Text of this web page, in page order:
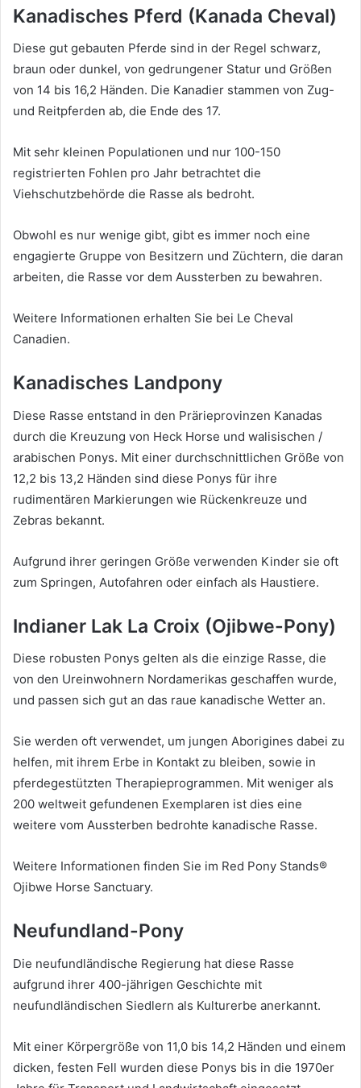
Kanadisches Pferd (Kanada Cheval)
Diese gut gebauten Pferde sind in der Regel schwarz,
braun oder dunkel, von gedrungener Statur und Größen
von 14 bis 16,2 Händen. Die Kanadier stammen von Zug-
und Reitpferden ab, die Ende des 17.
Mit sehr kleinen Populationen und nur 100-150
registrierten Fohlen pro Jahr betrachtet die
Viehschutzbehörde die Rasse als bedroht.
Obwohl es nur wenige gibt, gibt es immer noch eine
engagierte Gruppe von Besitzern und Züchtern, die daran
arbeiten, die Rasse vor dem Aussterben zu bewahren.
Weitere Informationen erhalten Sie bei Le Cheval
Canadien.
Kanadisches Landpony
Diese Rasse entstand in den Prärieprovinzen Kanadas
durch die Kreuzung von Heck Horse und walisischen /
arabischen Ponys. Mit einer durchschnittlichen Größe von
12,2 bis 13,2 Händen sind diese Ponys für ihre
rudimentären Markierungen wie Rückenkreuze und
Zebras bekannt.
Aufgrund ihrer geringen Größe verwenden Kinder sie oft
zum Springen, Autofahren oder einfach als Haustiere.
Indianer Lak La Croix (Ojibwe-Pony)
Diese robusten Ponys gelten als die einzige Rasse, die
von den Ureinwohnern Nordamerikas geschaffen wurde,
und passen sich gut an das raue kanadische Wetter an.
Sie werden oft verwendet, um jungen Aborigines dabei zu
helfen, mit ihrem Erbe in Kontakt zu bleiben, sowie in
pferdegestützten Therapieprogrammen. Mit weniger als
200 weltweit gefundenen Exemplaren ist dies eine
weitere vom Aussterben bedrohte kanadische Rasse.
Weitere Informationen finden Sie im Red Pony Stands®
Ojibwe Horse Sanctuary.
Neufundland-Pony
Die neufundländische Regierung hat diese Rasse
aufgrund ihrer 400-jährigen Geschichte mit
neufundländischen Siedlern als Kulturerbe anerkannt.
Mit einer Körpergröße von 11,0 bis 14,2 Händen und einem
dicken, festen Fell wurden diese Ponys bis in die 1970er